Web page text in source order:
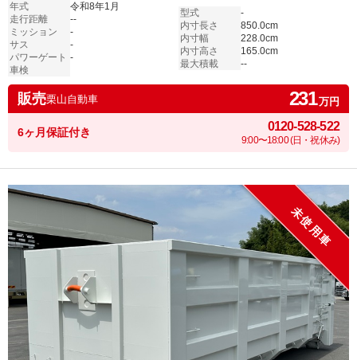
年式
令和8年1月
走行距離
--
ミッション
-
サス
-
パワーゲート -
車検
型式
-
内寸長さ
850.0cm
内寸幅
228.0cm
内寸高さ
165.0cm
最大積載
--
販売栗山自動車 231万円
6ヶ月保証付き 0120-528-522
9:00〜18:00 (日・祝休み)
未使用車